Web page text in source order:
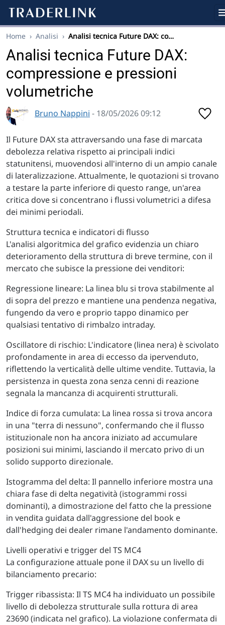
Home › Analisi › Analisi tecnica Future DAX: co…
Analisi tecnica Future DAX:
compressione e pressioni
volumetriche
Bruno Nappini - 18/05/2026 09:12
Il Future DAX sta attraversando una fase di marcata
debolezza relativa rispetto ai principali indici
statunitensi, muovendosi all'interno di un ampio canale
di lateralizzazione. Attualmente, le quotazioni si trovano
a testare la parte inferiore di questo range, un'area
critica dove si concentrano i flussi volumetrici a difesa
dei minimi periodali.
Struttura tecnica e indicatori di flusso
L'analisi algoritmica del grafico evidenzia un chiaro
deterioramento della struttura di breve termine, con il
mercato che subisce la pressione dei venditori:
Regressione lineare: La linea blu si trova stabilmente al
di sopra del prezzo e mantiene una pendenza negativa,
fungendo da vero e proprio tappo dinamico per
qualsiasi tentativo di rimbalzo intraday.
Oscillatore di rischio: L'indicatore (linea nera) è scivolato
profondamente in area di eccesso da ipervenduto,
riflettendo la verticalità delle ultime vendite. Tuttavia, la
persistenza in questa zona senza cenni di reazione
segnala la mancanza di acquirenti strutturali.
Indice di forza cumulata: La linea rossa si trova ancora
in una "terra di nessuno", confermando che il flusso
istituzionale non ha ancora iniziato ad accumulare
posizioni sui minimi, lasciando il mercato privo di un
solido supporto direzionale.
Istogramma del delta: Il pannello inferiore mostra una
chiara fase di delta negatività (istogrammi rossi
dominanti), a dimostrazione del fatto che la pressione
in vendita guidata dall'aggressione del book e
dall'hedging dei dealer rimane l'andamento dominante.
Livelli operativi e trigger del TS MC4
La configurazione attuale pone il DAX su un livello di
bilanciamento precario:
Trigger ribassista: Il TS MC4 ha individuato un possibile
livello di debolezza strutturale sulla rottura di area
23690 (indicata nel grafico). La violazione confermata di